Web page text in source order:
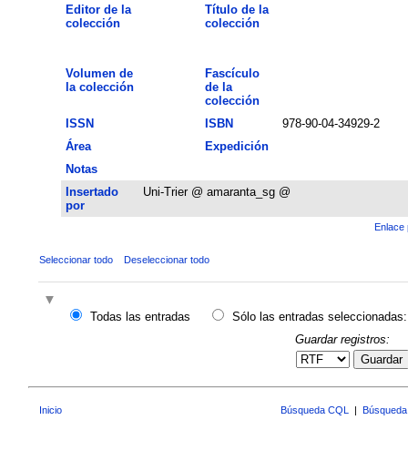
Editor de la
colección
Título de la
colección
Volumen de
la colección
Fascículo
de la
colección
ISSN
ISBN
978-90-04-34929-2
Área
Expedición
Notas
Insertado
por
Uni-Trier @ amaranta_sg @
Enlace
Seleccionar todo Deseleccionar todo
Todas las entradas
Sólo las entradas seleccionadas:
Guardar registros:
Guardar
Inicio Búsqueda CQL